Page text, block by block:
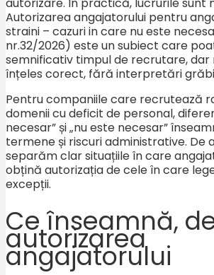
Autorizarea angajatorului pentru
straini – cazuri in care nu este
nr.32/2026) este un subiect care
semnificativ timpul de recrutare, dar
înțeles corect, fără interpretări
Pentru companiile care recrutează
domenii cu deficit de personal,
necesar” și „nu este necesar”
termene și riscuri administrative. De
separăm clar situațiile în care
obțină autorizația de cele în care
excepții.
Ce înseamnă,
autorizarea
angajatorului